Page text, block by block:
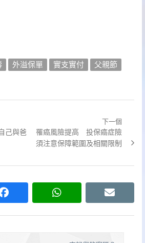
外溢保單 實支實付
父親節
己與爸
下一個
Next
post:
罹癌風險提高 投保癌症險
須注意保障範圍及相關限制
facebook whatsapp email